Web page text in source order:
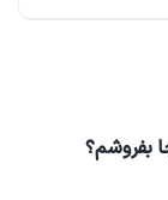
بفروشم؟